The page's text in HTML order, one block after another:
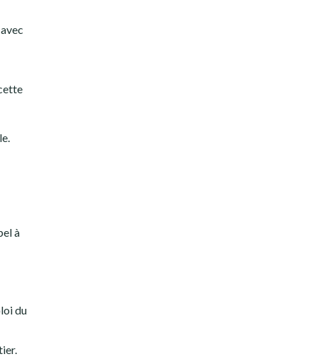
à
du